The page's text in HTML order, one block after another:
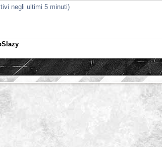
negli ultimi 5 minuti)